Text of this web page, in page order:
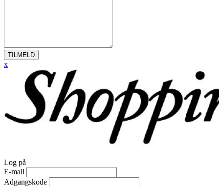
TILMELD
x
Log på
E-mail
Adgangskode